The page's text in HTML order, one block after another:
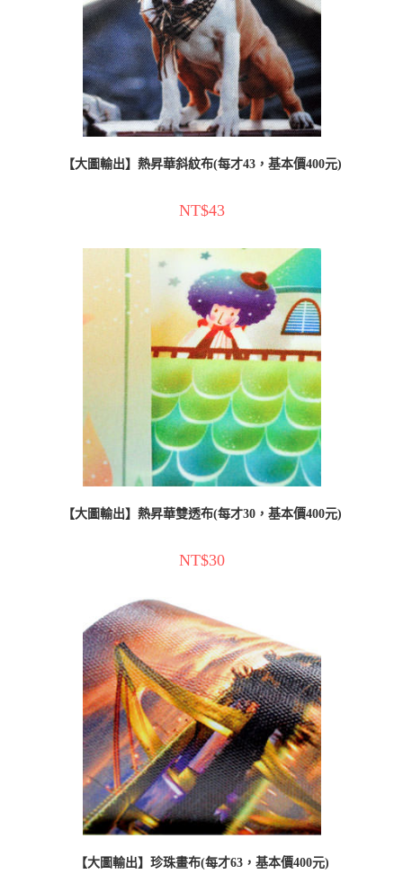
【大圖輸出】熱昇華斜紋布(每才43，基本價400元)
NT$43
【大圖輸出】熱昇華雙透布(每才30，基本價400元)
NT$30
【大圖輸出】珍珠畫布(每才63，基本價400元)